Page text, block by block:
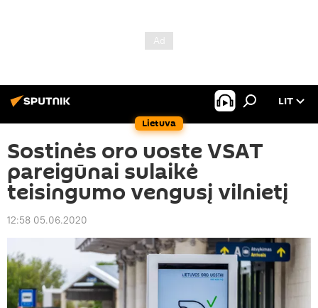
Lietuva
LIT
Sostinės oro uoste VSAT
pareigūnai sulaikė
teisingumo vengusį vilnietį
12:58 05.06.2020